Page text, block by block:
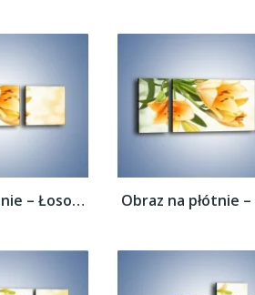
Obraz na płótnie – Łososiowe pachnące...